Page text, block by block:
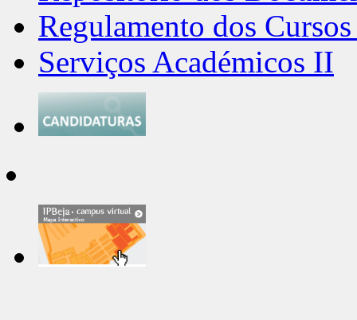
Regulamento dos
Serviços Académicos II